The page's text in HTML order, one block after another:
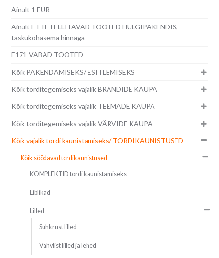
Ainult 1 EUR
Ainult ETTETELLITAVAD TOOTED HULGIPAKENDIS,
taskukohasema hinnaga
E171-VABAD TOOTED
Kõik PAKENDAMISEKS/ ESITLEMISEKS
Kõik torditegemiseks vajalik BRÄNDIDE KAUPA
Kõik torditegemiseks vajalik TEEMADE KAUPA
Kõik torditegemiseks vajalik VÄRVIDE KAUPA
Kõik vajalik tordi kaunistamiseks/ TORDIKAUNISTUSED
Kõik söödavad tordikaunistused
KOMPLEKTID tordi kaunistamiseks
Liblikad
Lilled
Suhkrust lilled
Vahvlist lilled ja lehed